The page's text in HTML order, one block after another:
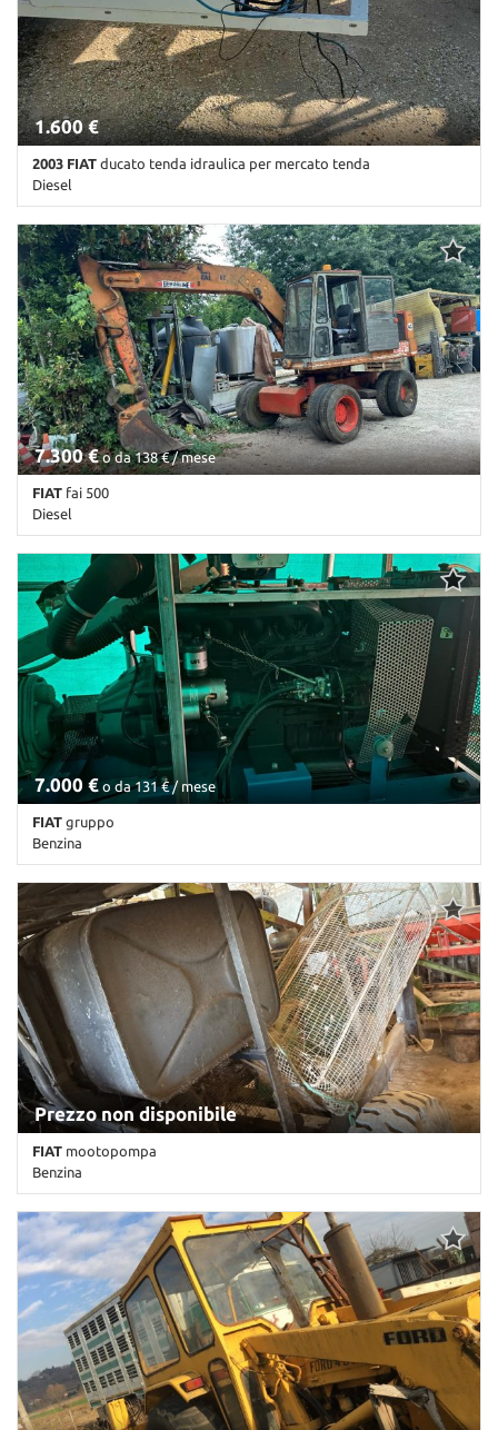
1.600 €
2003 FIAT ducato tenda idraulica per mercato tenda
Diesel
0 Km • Cambio Manuale • Bianco pastello
7.300 €o da 138 € / mese
FIAT fai 500
Diesel
Km non disponibile • Cambio Altro • Antracite pastello
7.000 € o da 131 € / mese
FIAT gruppo
Benzina
Km non disponibile • Cambio Altro • Antracite pastello
Prezzo non disponibile
FIAT mootopompa
Benzina
Km non disponibile • Cambio Altro • Antracite pastello